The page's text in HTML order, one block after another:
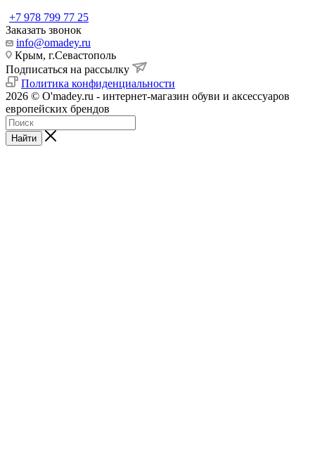
+7 978 799 77 25
Заказать звонок
info@omadey.ru
Крым, г.Севастополь
Подписаться на рассылку
Политика конфиденциальности
2026 © O'madey.ru - интернет-магазин обуви и аксессуаров
европейских брендов
Найти